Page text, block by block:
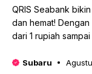
QRIS Seabank
dan hemat!
dari 1 rupiah
Subaru